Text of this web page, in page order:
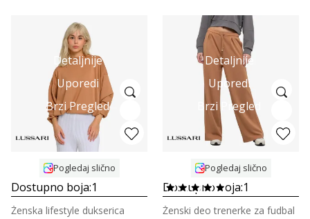
Detaljnije
Uporedi
Brzi Pregled
Pogledaj slično
Dostupno boja:1
Ženska lifestyle dukserica
Detaljnije
Uporedi
Brzi Pregled
Pogledaj slično
Dostupno boja:1
Ženski deo trenerke za fudbal